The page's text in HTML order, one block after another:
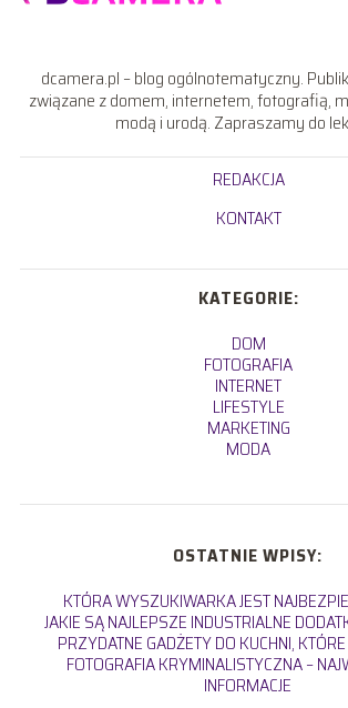
dcamera.pl – blog ogólnotematyczny.
związane z domem, internetem, fotografią,
modą i urodą. Zapraszamy do
REDAKCJA
KONTAKT
KATEGORIE:
DOM
FOTOGRAFIA
INTERNET
LIFESTYLE
MARKETING
MODA
OSTATNIE WPISY:
KTÓRA WYSZUKIWARKA JEST
JAKIE SĄ NAJLEPSZE INDUSTRIALNE
PRZYDATNE GADŻETY DO KUCHNI,
FOTOGRAFIA KRYMINALISTYCZNA –
INFORMACJE